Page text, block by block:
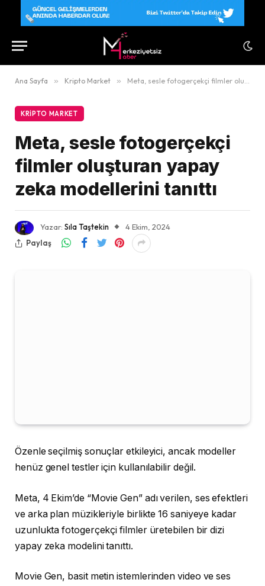
Ana Sayfa » Kripto Market » Meta, sesle fotogerçekçi filmler oluşturan yapay zeka modellerini tanıttı
KRIPTO MARKET
Meta, sesle fotogerçekçi
filmler oluşturan yapay
zeka modellerini tanıttı
Yazar: Sıla Taştekin
4 Ekim, 2024
Paylaş
Özenle seçilmiş sonuçlar etkileyici, ancak modeller
henüz genel testler için kullanılabilir değil.
Meta, 4 Ekim’de “Movie Gen” adı verilen, ses efektleri
ve arka plan müzikleriyle birlikte 16 saniyeye kadar
uzunlukta fotogerçekçi filmler üretebilen bir dizi
yapay zeka modelini tanıttı.
Movie Gen, basit metin istemlerinden video ve ses